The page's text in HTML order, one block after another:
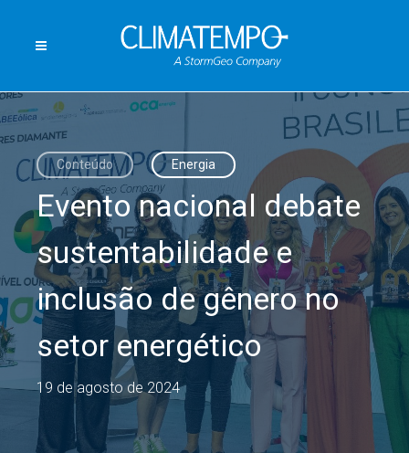
Conteúdo Energia
Evento nacional debate
sustentabilidade e
inclusão de gênero no
setor energético
19 de agosto de 2024